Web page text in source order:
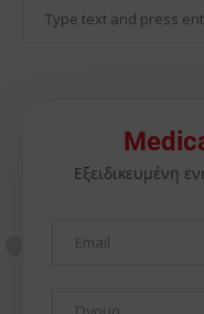
Εξειδικευμένη